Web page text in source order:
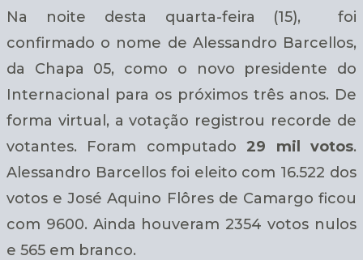
Na noite desta quarta-feira (15), foi
confirmado o nome de Alessandro Barcellos,
da Chapa 05, como o novo presidente do
Internacional para os próximos três anos. De
forma virtual, a votação registrou recorde de
votantes. Foram computado29 mil votos.
Alessandro Barcellos foi eleito com 16.522 dos
votos e José Aquino Flôres de Camargo ficou
com 9600. Ainda houveram 2354 votos nulos
e 565 em branco.